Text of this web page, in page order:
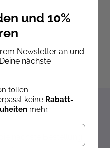
und 10%
nächste Bestellung
und 10%
Newsletter an und
nächste
tollen
keine Rabatt-
mehr.